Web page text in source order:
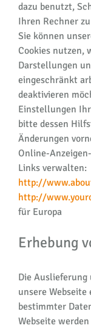
dazu benutzt,
Ihren Rechner
Sie können
Cookies nutzen,
Darstellungen
eingeschränkt
deaktivieren
Einstellungen
bitte dessen
Änderungen
Online-
Links verwalten:
http://
http://
für Europa
Erhebung
Die
unsere
bestimmter
Webseite